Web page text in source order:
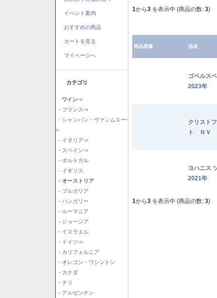
イベント案内
おすすめの商品
カートを見る
マイページへ
カテゴリ
ワイン->
- フランス->
- シャンパン・ヴァンムスー-
>
- イタリア->
- スペイン->
- ポルトガル
- イギリス
- オーストリア
- ブルガリア
- ハンガリー
- ルーマニア
- ジョージア
- イスラエル
- ドイツ->
- カリフォルニア
- オレゴン・ワシントン
- カナダ
- チリ
- アルゼンチン
1から3 を表示中 (商品の数: 3)
商品画像 品名
ゴベルス
2023年
クリスト
ト ＮＶ
ヨハニス
2021年
1から3 を表示中 (商品の数: 3)